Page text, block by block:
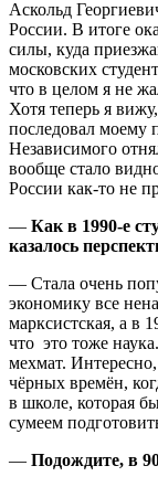
Аскольд
России. В итоге
силы, куда
московских
что в целом я не
Хотя теперь я
последовал моему
Независимого
вообще стало
России как-то не
— Как в 1990-е
казалось
— Стала очень
экономику все
марксистская, а в
что это тоже
мехмат.
чёрных времён,
в школе, которая
сумеем
— Подождите, в